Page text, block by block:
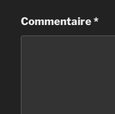
Commentaire*